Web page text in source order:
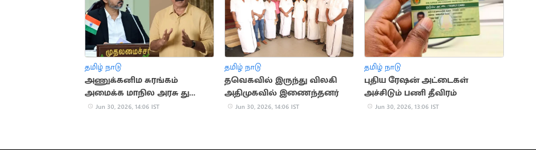
தமிழ் நாடு
அணுக்கனிம சுரங்கம்
அமைக்க மாநில அரசு துணை
போவதா? - அன்புமணி
Jun 30, 2026, 14:06 IST
தமிழ் நாடு
தவெகவில் இருந்து விலகி
அதிமுகவில் இணைந்தனர்
Jun 30, 2026, 14:06 IST
தமிழ் நாடு
புதிய ரேஷன் அட்டைகள்
அச்சிடும் பணி தீவிரம்
Jun 30, 2026, 13:06 IST